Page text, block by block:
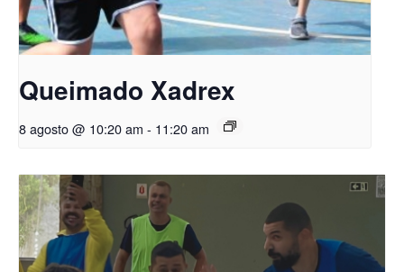
Queimado Xadrex
8 agosto @ 10:20 am - 11:20 am